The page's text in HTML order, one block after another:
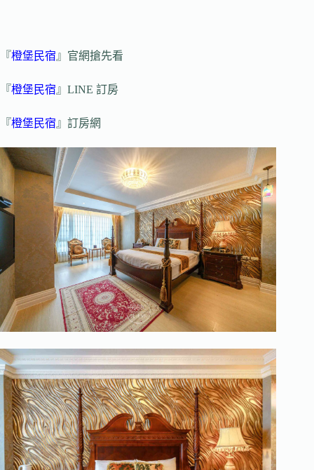
『橙堡民宿 』官網搶先看
『橙堡民宿 』LINE 訂房
『橙堡民宿 』訂房網